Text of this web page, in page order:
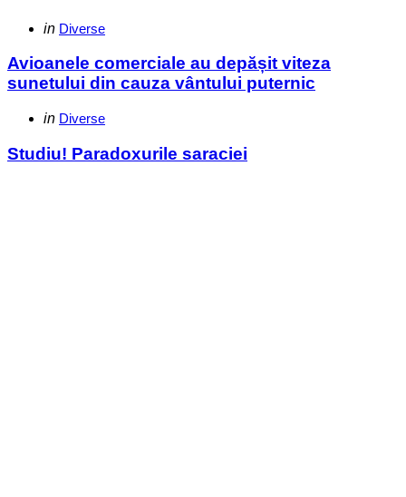
Categories
Posted
in Diverse
Avioanele comerciale au depășit viteza
sunetului din cauza vântului puternic
Categories
Posted
in Diverse
Studiu! Paradoxurile saraciei